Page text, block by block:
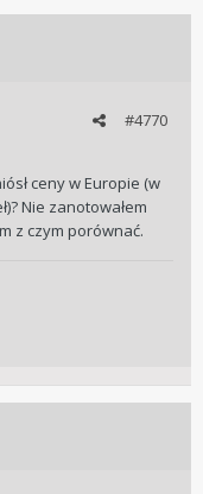
#4770
ceny w Europie (w
Nie zanotowałem
z czym porównać.